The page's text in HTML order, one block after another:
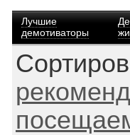
Лучшие
демотиваторы